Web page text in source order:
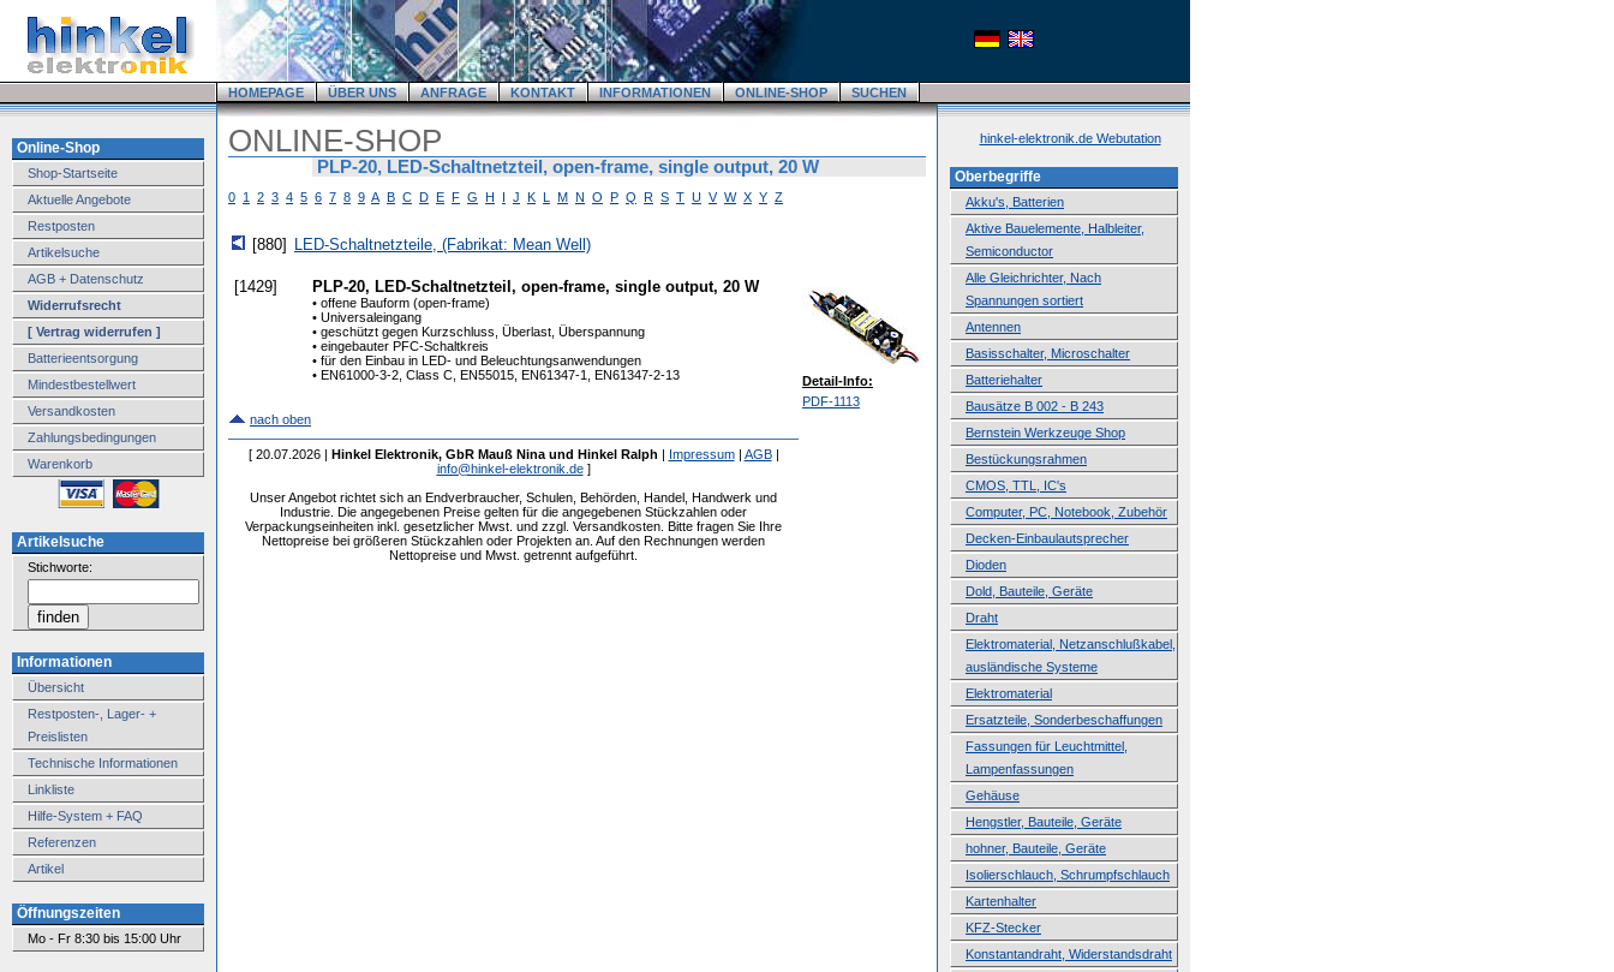
HOMEPAGE ÜBER UNS ANFRAGE KONTAKT INFORMATIONEN ONLINE-SHOP SUCHEN
Online-Shop
Shop-Startseite
Aktuelle Angebote
Restposten
Artikelsuche
AGB + Datenschutz
Widerrufsrecht
[ Vertrag widerrufen ]
Batterieentsorgung
Mindestbestellwert
Versandkosten
Zahlungsbedingungen
Warenkorb
Artikelsuche
Stichworte:
Informationen
Übersicht
Restposten-, Lager- +
Preislisten
Technische Informationen
Linkliste
Hilfe-System + FAQ
Referenzen
Artikel
Öffnungszeiten
Mo - Fr 8:30 bis 15:00 Uhr
ONLINE-SHOP
PLP-20, LED-Schaltnetzteil, open-frame, single output, 20 W
0 1 2 3 4 5 6 7 8 9 A B C D E F G H I J K L M N O P Q R S T U V W X Y Z
[880] LED-Schaltnetzteile, (Fabrikat: Mean Well)
Detail-Info:
PDF-1113
[1429] PLP-20, LED-Schaltnetzteil, open-frame, single output, 20 W
• offene Bauform (open-frame)
• Universaleingang
• geschützt gegen Kurzschluss, Überlast, Überspannung
• eingebauter PFC-Schaltkreis
• für den Einbau in LED- und Beleuchtungsanwendungen
• EN61000-3-2, Class C, EN55015, EN61347-1, EN61347-2-13
nach oben
[ 20.07.2026 | Hinkel Elektronik, GbR Mauß Nina und Hinkel Ralph | Impressum| AGB|
info@hinkel-elektronik.de]
Unser Angebot richtet sich an Endverbraucher, Schulen, Behörden, Handel, Handwerk und
Industrie. Die angegebenen Preise gelten für die angegebenen Stückzahlen oder
Verpackungseinheiten inkl. gesetzlicher Mwst. und zzgl. Versandkosten. Bitte fragen Sie Ihre
Nettopreise bei größeren Stückzahlen oder Projekten an. Auf den Rechnungen werden
Nettopreise und Mwst. getrennt aufgeführt.
hinkel-elektronik.de Webutation
Oberbegriffe
Akku's, Batterien
Aktive Bauelemente, Halbleiter,
Semiconductor
Alle Gleichrichter, Nach
Spannungen sortiert
Antennen
Basisschalter, Microschalter
Batteriehalter
Bausätze B 002 - B 243
Bernstein Werkzeuge Shop
Bestückungsrahmen
CMOS, TTL, IC's
Computer, PC, Notebook, Zubehör
Decken-Einbaulautsprecher
Dioden
Dold, Bauteile, Geräte
Draht
Elektromaterial, Netzanschlußkabel,
ausländische Systeme
Elektromaterial
Ersatzteile, Sonderbeschaffungen
Fassungen für Leuchtmittel,
Lampenfassungen
Gehäuse
Hengstler, Bauteile, Geräte
hohner, Bauteile, Geräte
Isolierschlauch, Schrumpfschlauch
Kartenhalter
KFZ-Stecker
Konstantandraht, Widerstandsdraht